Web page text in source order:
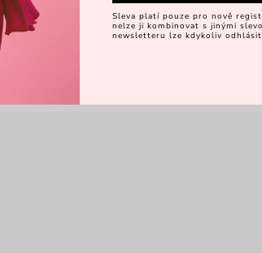
Sleva platí pouze pro nově
nelze ji kombinovat s jinými
newsletteru lze kdykoliv